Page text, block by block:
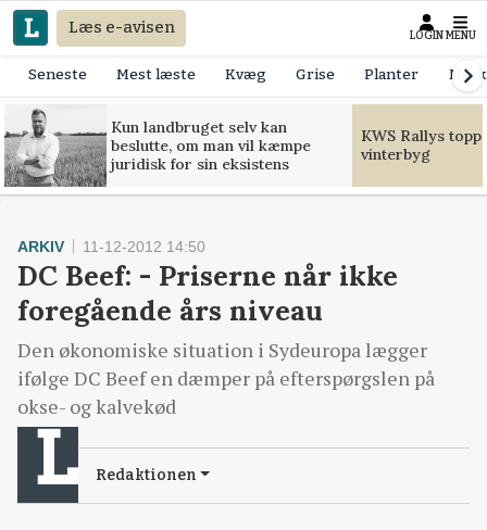
Læs e-avisen LOGIN MENU
Seneste Mest læste Kvæg Grise Planter
Kun landbruget selv kan
beslutte, om man vil kæmpe
juridisk for sin eksistens
KWS Rallys
vinterbyg
ARKIV 11-12-2012 14:50
DC Beef: - Priserne når ikke
foregående års niveau
Den økonomiske situation i Sydeuropa lægger
ifølge DC Beef en dæmper på efterspørgslen på
okse- og kalvekød
Redaktionen